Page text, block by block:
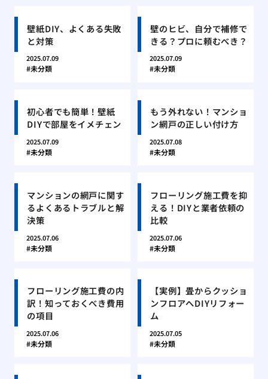
壁紙DIY、よくある失敗
と対策
2025.07.09
未分類
壁のヒビ、自分で補修で
きる？プロに頼むべき？
2025.07.09
未分類
初心者でも簡単！壁紙
DIYで部屋をイメチェン
2025.07.09
未分類
もう外れない！マンショ
ン網戸の正しい付け方
2025.07.08
未分類
マンションの網戸に関す
るよくあるトラブルと解
決策
2025.07.06
未分類
フローリング施工費を抑
える！DIYと業者依頼の
比較
2025.07.06
未分類
フローリング施工費の内
訳！知っておくべき費用
の項目
2025.07.06
未分類
【実例】畳からクッショ
ンフロアへDIYリフォー
ム
2025.07.05
未分類